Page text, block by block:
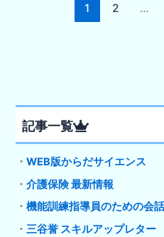
1 2 …
記事一覧
・WEB版からだサイエンス
・介護保険 最新情報
・機能訓練指導員のための会
・三谷誉 スキルアップレター